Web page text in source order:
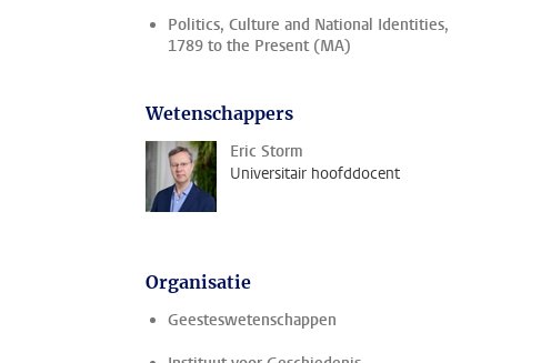
Politics, Culture and National Identities,
1789 to the Present (MA)
Wetenschappers
Eric Storm
Universitair hoofddocent
Organisatie
Geesteswetenschappen